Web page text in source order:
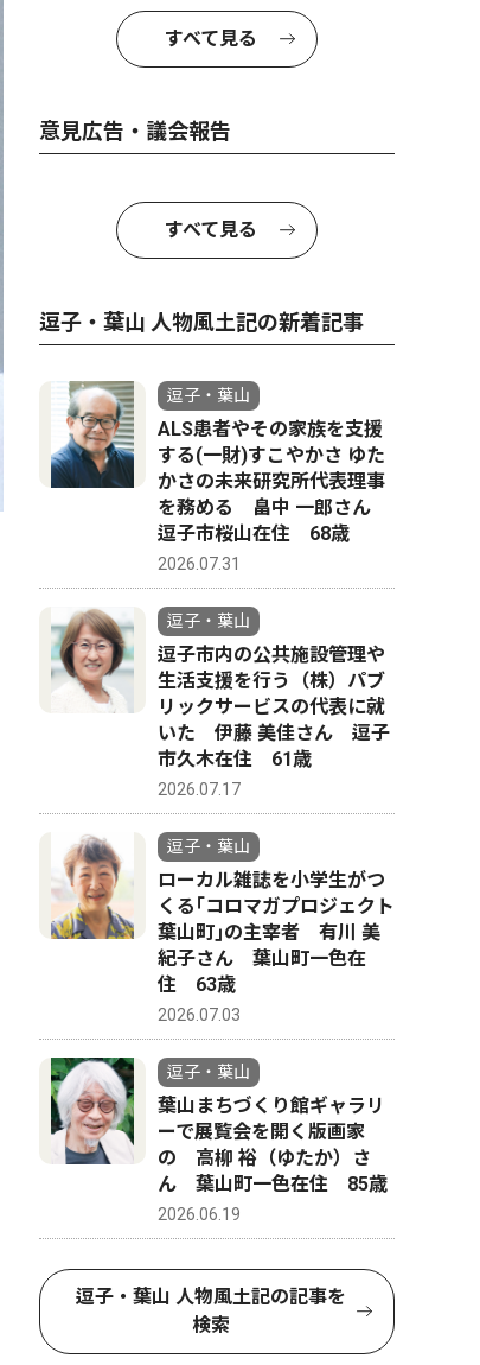
すべて見る
意見広告・議会報告
すべて見る
逗子・葉山 人物風土記の新着記事
逗子・葉山
ALS患者やその家族を支援
する(一財)すこやかさ ゆた
かさの未来研究所代表理事
を務める 畠中 一郎さん
逗子市桜山在住 68歳
2026.07.31
逗子・葉山
逗子市内の公共施設管理や
生活支援を行う（株）パブ
リックサービスの代表に就
いた 伊藤 美佳さん 逗子
市久木在住 61歳
2026.07.17
逗子・葉山
ローカル雑誌を小学生がつ
くる｢コロマガプロジェクト
葉山町｣の主宰者 有川 美
紀子さん 葉山町一色在
住 63歳
2026.07.03
逗子・葉山
葉山まちづくり館ギャラリ
ーで展覧会を開く版画家
の 高柳 裕（ゆたか）さ
ん 葉山町一色在住 85歳
2026.06.19
逗子・葉山 人物風土記の記事を
検索